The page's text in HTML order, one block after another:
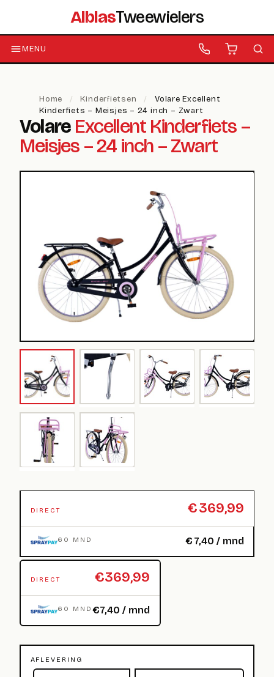
AlblasTweewielers
MENU
Home / Kinderfietsen /
Volare Excellent
Kinderfiets – Meisjes – 24 inch – Zwart
Volare Excellent Kinderfiets –
Meisjes – 24 inch – Zwart
DIRECT €369,99
60 MND € 7,40 / mnd
DIRECT €369,99
60 MND€7,40 / mnd
AFLEVERING